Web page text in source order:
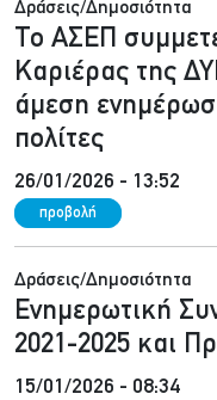
Δράσεις/Δημοσιότητα
Το ΑΣΕΠ
Καριέρας της
άμεση
πολίτες
26/01/2026 - 13:52
προβολή
Δράσεις/Δημοσιότητα
Ενημερωτική
2021-2025 και
15/01/2026 - 08:34